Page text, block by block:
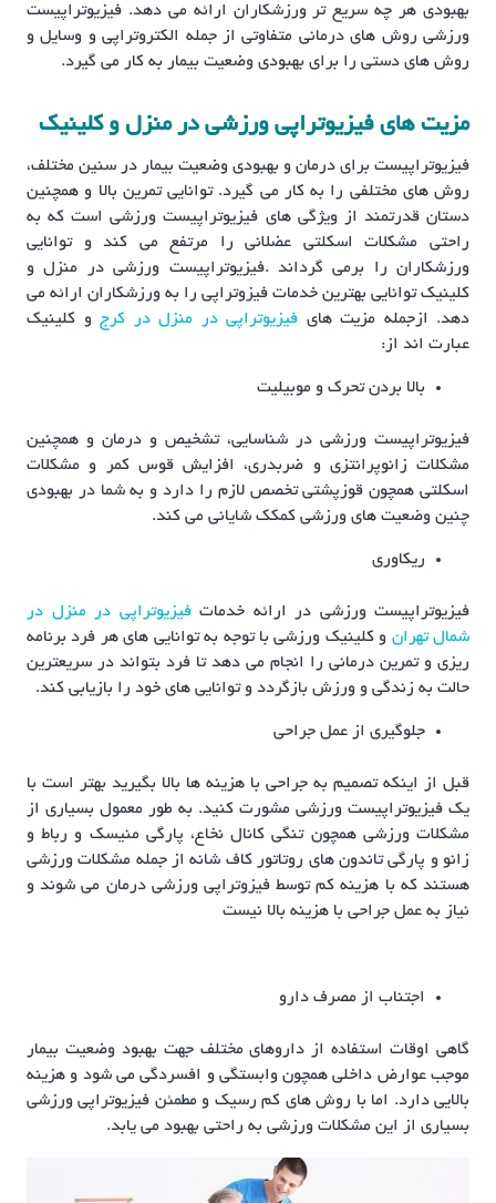
بهبودی هر چه سریع تر ورزشکاران ارائه می دهد. فیزیوتراپیست
ورزشی روش های درمانی متفاوتی از جمله الکتروتراپی و وسایل و
روش های دستی را برای بهبودی وضعیت بیمار به کار می گیرد.
مزیت های فیزیوتراپی ورزشی در منزل و کلینیک
فیزیوتراپیست برای درمان و بهبودی وضعیت بیمار در سنین مختلف،
روش های مختلفی را به کار می گیرد. توانایی تمرین بالا و همچنین
دستان قدرتمند از ویژگی های فیزیوتراپیست ورزشی است که به
راحتی مشکلات اسکلتی عضلانی را مرتفع می کند و توانایی
ورزشکاران را برمی گرداند .فیزیوتراپیست ورزشی در منزل و
کلینیک توانایی بهترین خدمات فیزوتراپی را به ورزشکاران ارائه می
دهد. ازجمله مزیت های فیزیوتراپی در منزل در کرج و کلینیک
عبارت اند از:
بالا بردن تحرک و موبیلیت
فیزیوتراپیست ورزشی در شناسایی، تشخیص و درمان و همچنین
مشکلات زانوپرانتزی و ضربدری، افزایش قوس کمر و مشکلات
اسکلتی همچون قوزپشتی تخصص لازم را دارد و به شما در بهبودی
چنین وضعیت های ورزشی کمکک شایانی می کند.
ریکاوری
فیزیوتراپیست ورزشی در ارائه خدماتفیزیوتراپی در منزل در
شمال تهران و کلینیک ورزشی با توجه به توانایی های هر فرد برنامه
ریزی و تمرین درمانی را انجام می دهد تا فرد بتواند در سریعترین
حالت به زندگی و ورزش بازگردد و توانایی های خود را بازیابی کند.
جلوگیری از عمل جراحی
قبل از اینکه تصمیم به جراحی با هزینه ها بالا بگیرید بهتر است با
یک فیزیوتراپیست ورزشی مشورت کنید. به طور معمول بسیاری از
مشکلات ورزشی همچون تنگی کانال نخاع، پارگی منیسک و رباط و
زانو و پارگی تاندون های روتاتور کاف شانه از جمله مشکلات ورزشی
هستند که با هزینه کم توسط فیزوتراپی ورزشی درمان می شوند و
نیاز به عمل جراحی با هزینه بالا نیست
اجتناب از مصرف دارو
گاهی اوقات استفاده از داروهای مختلف جهت بهبود وضعیت بیمار
موجب عوارض داخلی همچون وابستگی و افسردگی می شود و هزینه
بالایی دارد. اما با روش های کم رسیک و مطمئن فیزیوتراپی ورزشی
بسیاری از این مشکلات ورزشی به راحتی بهبود می یابد.